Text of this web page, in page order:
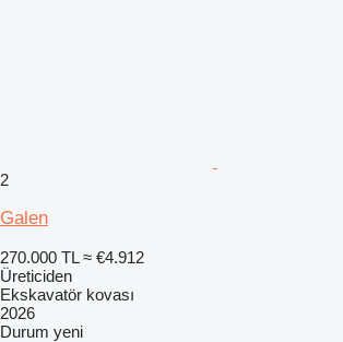
2
Galen
270.000 TL ≈ €4.912
Üreticiden
Ekskavatör kovası
2026
Durum yeni